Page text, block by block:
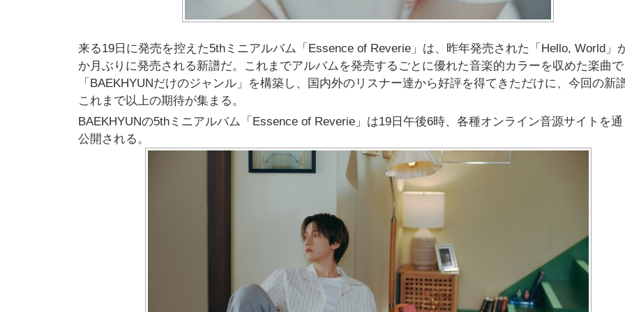
来る19日に発売を控えた5thミニアルバム「Essence of Reverie」は、昨年発売された「Hello, World」
か月ぶりに発売される新譜だ。これまでアルバムを発売するごとに優れた音楽的カラーを収めた楽曲で
「BAEKHYUNだけのジャンル」を構築し、国内外のリスナー達から好評を得てきただけに、今回の新
これまで以上の期待が集まる。
BAEKHYUNの5thミニアルバム「Essence of Reverie」は19日午後6時、各種オンライン音源サイトを通
公開される。